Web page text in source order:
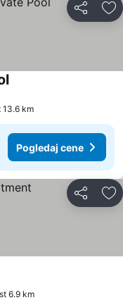
Deli
13.6 km
Pogledaj cene
Deli
6.9 km